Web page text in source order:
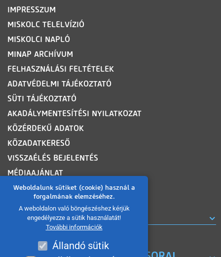
Weboldalunk sütiket (cookie) használ a
forgalmának elemzéséhez.
A weboldalon való böngészéshez kérjük
engedélyezze a sütik használatát!
További információk
Állandó sütik
IMPRESSZUM
MISKOLC TELELVÍZIÓ
MISKOLCI NAPLÓ
MINAP ARCHÍVUM
FELHASZNÁLÁSI FELTÉTELEK
ADATVÉDELMI TÁJÉKOZTATÓ
SÜTI TÁJÉKOZTATÓ
AKADÁLYMENTESÍTÉSI NYILATKOZAT
KÖZÉRDEKŰ ADATOK
KÖZADATKERESŐ
VISSZAÉLÉS BEJELENTÉS
MÉDIAAJÁNLAT
OLDALTÉRKÉP
ROVATOK